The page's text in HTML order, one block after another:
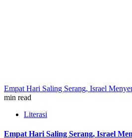
Empat Hari Saling Serang, Israel
min read
Literasi
Empat Hari Saling Serang, Israel